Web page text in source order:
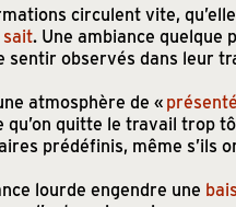
circulent vite,
sait. Une ambiance quelque
sentir observés dans leur
atmosphère de «
quitte le travail trop
prédéfinis, même s’ils
lourde engendre une